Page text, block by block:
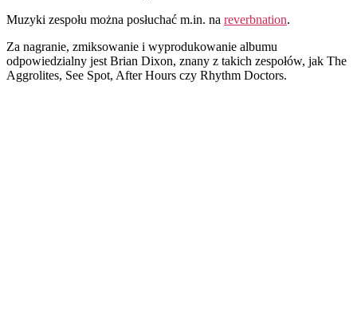
Muzyki zespołu można posłuchać m.in. na reverbnation.
Za nagranie, zmiksowanie i wyprodukowanie albumu
odpowiedzialny jest Brian Dixon, znany z takich zespołów, jak The
Aggrolites, See Spot, After Hours czy Rhythm Doctors.